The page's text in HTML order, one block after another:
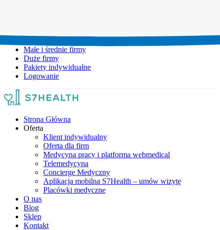
Małe i średnie firmy
Duże firmy
Pakiety indywidualne
Logowanie
Strona Główna
Oferta
Klient indywidualny
Oferta dla firm
Medycyna pracy i platforma webmedical
Telemedycyna
Concierge Medyczny
Aplikacja mobilna S7Health – umów wizytę
Placówki medyczne
O nas
Blog
Sklep
Kontakt